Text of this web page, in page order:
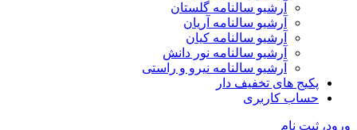
آرشیو سالنامه گلستان
آرشیو سالنامه آریان
آرشیو سالنامه کیان
آرشیو سالنامه نور دانش
آرشیو سالنامه نیرو و راستی
پکیج های تخفیف دار
حساب کاربری
ورود، ثبت نام